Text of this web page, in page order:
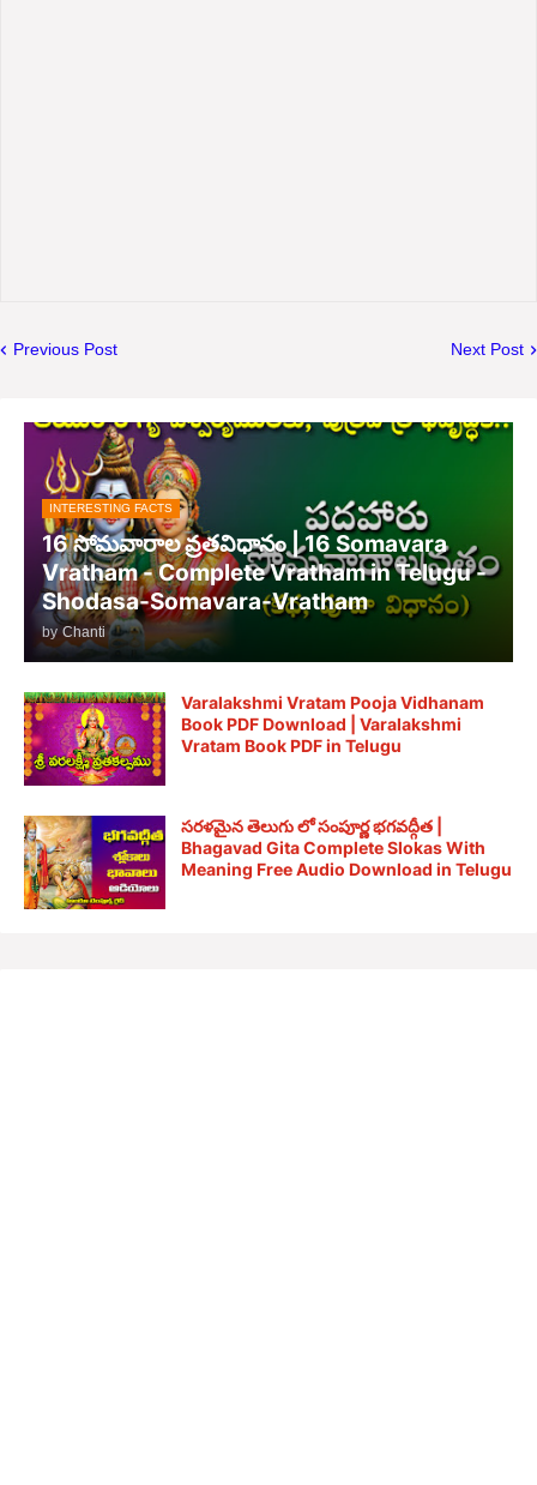
Previous Post Next Post
INTERESTING FACTS
16 సోమవారాల వ్రతవిధానం | 16 Somavara
Vratham - Complete Vratham in Telugu -
Shodasa-Somavara-Vratham
by Chanti
Varalakshmi Vratam Pooja Vidhanam
Book PDF Download | Varalakshmi
Vratam Book PDF in Telugu
సరళమైన తెలుగు లో సంపూర్ణ భగవద్గీత |
Bhagavad Gita Complete Slokas With
Meaning Free Audio Download in Telugu